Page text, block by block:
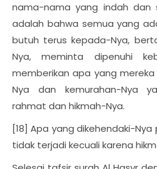
nama-nama yang indah
adalah bahwa semua yang
butuh terus kepada-Nya,
Nya, meminta dipenuhi
memberikan apa yang
Nya dan kemurahan-Nya
rahmat dan hikmah-Nya.
[18] Apa yang dikehendaki-
tidak terjadi kecuali karena